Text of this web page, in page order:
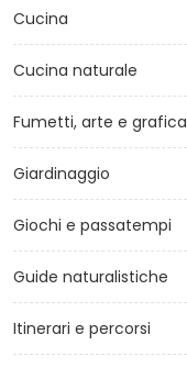
Cucina
Cucina naturale
Fumetti, arte e grafica
Giardinaggio
Giochi e passatempi
Guide naturalistiche
Itinerari e percorsi